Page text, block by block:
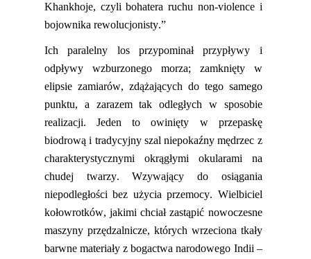
Khankhoje, czyli bohatera ruchu non-violencei
bojownika rewolucjonisty.”
Ich paralelny los przypominał przypływy i
odpływy wzburzonego morza; zamknięty w
elipsie zamiarów, zdążających do tego samego
punktu, a zarazem tak odległych w sposobie
realizacji. Jeden to owinięty w przepaskę
biodrową i tradycyjny szal niepokaźny mędrzec z
charakterystycznymi okrągłymi okularami na
chudej twarzy. Wzywający do osiągania
niepodległości bez użycia przemocy. Wielbiciel
kołowrotków,jakimi chciał zastąpić nowoczesne
maszyny przędzalnicze, których wrzeciona tkały
barwne materiały z bogactwa narodowego Indii –